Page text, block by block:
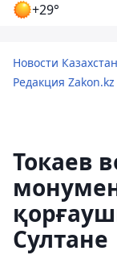
+29°
Новости
Редакция Zakon.kz
Токаев
Султане